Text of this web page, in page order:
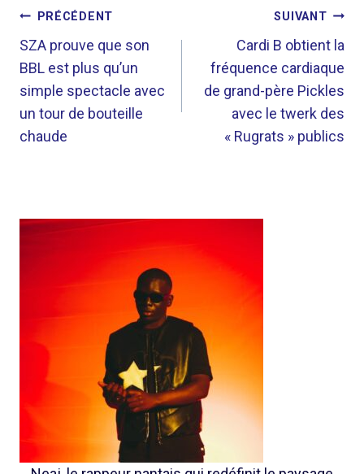
NAVIGATION
DE
L’ARTICLE
PRÉCÉDENT
SZA prouve que son
BBL est plus qu’un
simple spectacle avec
un tour de bouteille
chaude
SUIVANT
Cardi B obtient la
fréquence cardiaque
de grand-père Pickles
avec le twerk des
« Rugrats » publics